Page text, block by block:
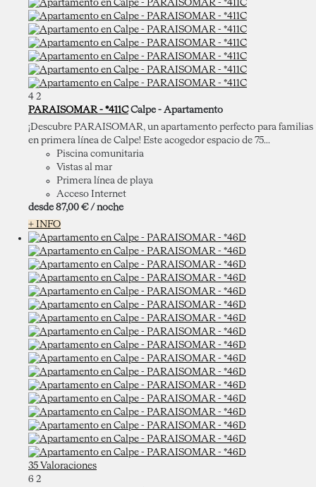
4 2
PARAISOMAR - *411C Calpe - Apartamento
¡Descubre PARAISOMAR, un apartamento perfecto para familias
en primera línea de Calpe! Este acogedor espacio de 75...
Piscina comunitaria
Vistas al mar
Primera línea de playa
Acceso Internet
desde 87,00 € / noche
+ INFO
35 Valoraciones
6 2